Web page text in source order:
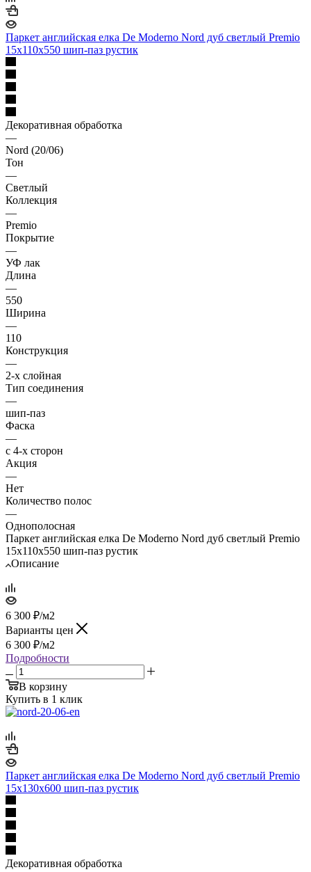
Паркет английская елка De Moderno Nord дуб светлый Premio
15х110х550 шип-паз рустик
Декоративная обработка
—
Nord (20/06)
Тон
—
Светлый
Коллекция
—
Premio
Покрытие
—
УФ лак
Длина
—
550
Ширина
—
110
Конструкция
—
2-х слойная
Тип соединения
—
шип-паз
Фаска
—
с 4-х сторон
Акция
—
Нет
Количество полос
—
Однополосная
Паркет английская елка De Moderno Nord дуб светлый Premio
15х110х550 шип-паз рустик
Описание
6 300 ₽/м2
Варианты цен
6 300 ₽/м2
Подробности
В корзину
Купить в 1 клик
Паркет английская елка De Moderno Nord дуб светлый Premio
15х130х600 шип-паз рустик
Декоративная обработка